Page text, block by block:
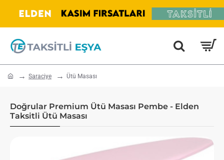
home Saraciye Ütü Masası
Doğrular Premium Ütü Masası Pembe - Elden
Taksitli Ütü Masası